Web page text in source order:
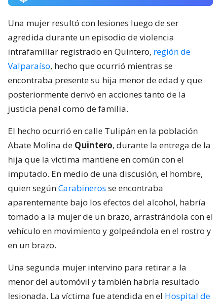
Una mujer resultó con lesiones luego de ser
agredida durante un episodio de violencia
intrafamiliar registrado en Quintero, región de
Valparaíso, hecho que ocurrió mientras se
encontraba presente su hija menor de edad y que
posteriormente derivó en acciones tanto de la
justicia penal como de familia.
El hecho ocurrió en calle Tulipán en la población
Abate Molina de Quintero, durante la entrega de la
hija que la víctima mantiene en común con el
imputado. En medio de una discusión, el hombre,
quien segúnCarabineros se encontraba
aparentemente bajo los efectos del alcohol, habría
tomado a la mujer de un brazo, arrastrándola con el
vehículo en movimiento y golpeándola en el rostro y
en un brazo.
Una segunda mujer intervino para retirar a la
menor del automóvil y también habría resultado
lesionada. La víctima fue atendida en el Hospital de